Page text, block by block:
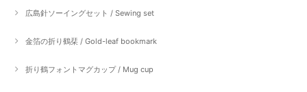
広島針ソーイングセット / Sewing set
金箔の折り鶴栞 / Gold-leaf bookmark
折り鶴フォントマグカップ / Mug cup